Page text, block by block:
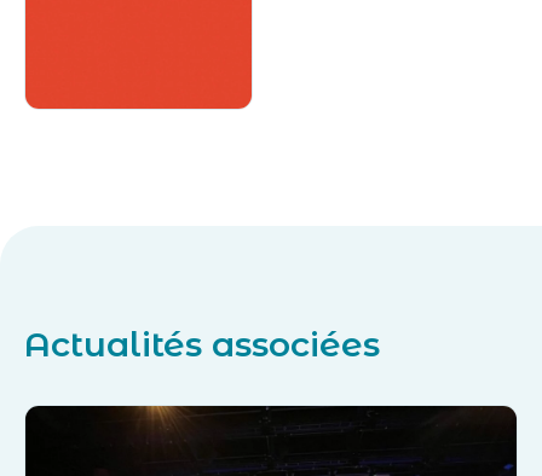
Actualités associées